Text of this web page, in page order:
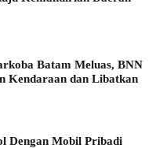
Batam Meluas, BNN
Kendaraan dan Libatkan
Dengan Mobil Pribadi